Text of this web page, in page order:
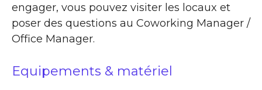
engager, vous pouvez visiter les locaux et
poser des questions au Coworking Manager /
Office Manager.
Equipements & matériel